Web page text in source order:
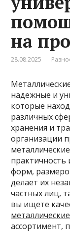
на
28.08.2025
надежные и
которые
различных
хранения и
организации
практичность
форм,
делает их
частных лиц,
вы ищете
металлические
ассортимент,